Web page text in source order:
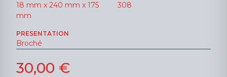
18 mm x 240 mm x 175
mm
308
PRESENTATION
Broché
30,00 €